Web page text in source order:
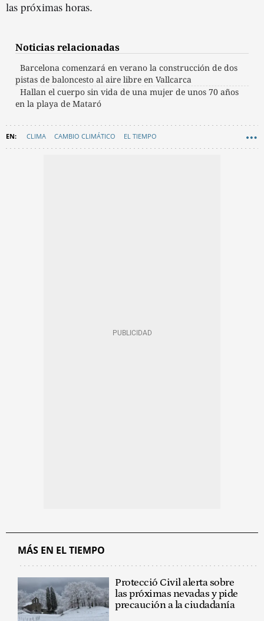
las próximas horas.
Noticias relacionadas
Barcelona comenzará en verano la construcción de dos
pistas de baloncesto al aire libre en Vallcarca
Hallan el cuerpo sin vida de una mujer de unos 70 años
en la playa de Mataró
CLIMA CAMBIO CLIMÁTICO EL TIEMPO
MÁS EN EL TIEMPO
Protecció Civil alerta sobre
las próximas nevadas y pide
precaución a la ciudadanía